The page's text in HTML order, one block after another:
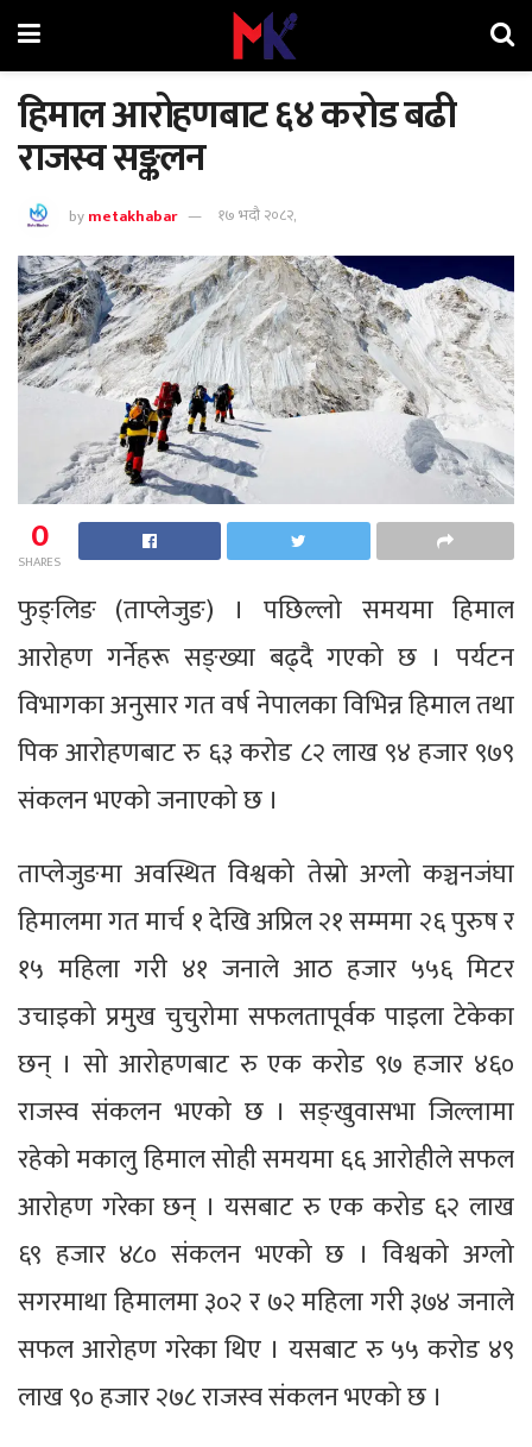
हिमाल आरोहणबाट ६४ करोड बढी
राजस्व सङ्कलन
bymetakhabar १७ भदौ २०८२,
0
SHARES
फुङ्लिङ (ताप्लेजुङ) । पछिल्लो समयमा हिमाल
आरोहण गर्नेहरू सङ्ख्या बढ्दै गएको छ । पर्यटन
विभागका अनुसार गत वर्ष नेपालका विभिन्न हिमाल तथा
पिक आरोहणबाट रु ६३ करोड ८२ लाख ९४ हजार ९७९
संकलन भएको जनाएको छ ।
ताप्लेजुङमा अवस्थित विश्वको तेस्रो अग्लो कञ्चनजंघा
हिमालमा गत मार्च १ देखि अप्रिल २१ सम्ममा २६ पुरुष र
१५ महिला गरी ४१ जनाले आठ हजार ५५६ मिटर
उचाइको प्रमुख चुचुरोमा सफलतापूर्वक पाइला टेकेका
छन् । सो आरोहणबाट रु एक करोड ९७ हजार ४६०
राजस्व संकलन भएको छ । सङ्खुवासभा जिल्लामा
रहेको मकालु हिमाल सोही समयमा ६६ आरोहीले सफल
आरोहण गरेका छन् । यसबाट रु एक करोड ६२ लाख
६९ हजार ४८० संकलन भएको छ । विश्वको अग्लो
सगरमाथा हिमालमा ३०२ र ७२ महिला गरी ३७४ जनाले
सफल आरोहण गरेका थिए । यसबाट रु ५५ करोड ४९
लाख ९० हजार २७८ राजस्व संकलन भएको छ ।